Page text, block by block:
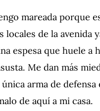
mareada porque
locales de la avenida
espesa que huele a
Me dan más
arma de
de aquí a mi casa.